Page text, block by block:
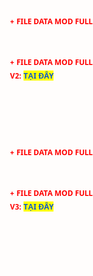
+ FILE DATA MOD
+ FILE DATA MOD
V2: TẠI ĐÂY
+ FILE DATA MOD
+ FILE DATA MOD
V3: TẠI ĐÂY